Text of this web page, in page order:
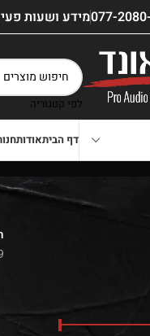
מידע ושעות
לפי קטגוריה
דף הביתאודות
📌
100% ביטחון לארוע מושלם | חייגו אלינו בשיחה או ווצאפ :